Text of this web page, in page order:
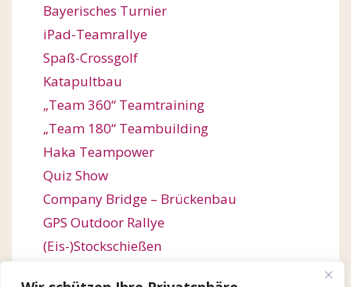
Bayerisches Turnier
iPad-Teamrallye
Spaß-Crossgolf
Katapultbau
„Team 360“ Teamtraining
„Team 180“ Teambuilding
Haka Teampower
Quiz Show
Company Bridge – Brückenbau
GPS Outdoor Rallye
(Eis-)Stockschießen